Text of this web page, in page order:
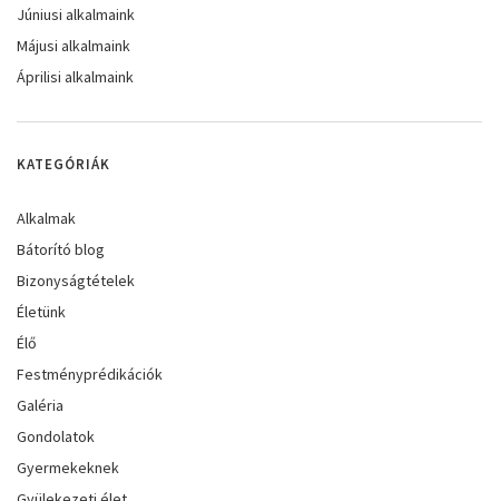
Júniusi alkalmaink
Májusi alkalmaink
Áprilisi alkalmaink
KATEGÓRIÁK
Alkalmak
Bátorító blog
Bizonyságtételek
Életünk
Élő
Festményprédikációk
Galéria
Gondolatok
Gyermekeknek